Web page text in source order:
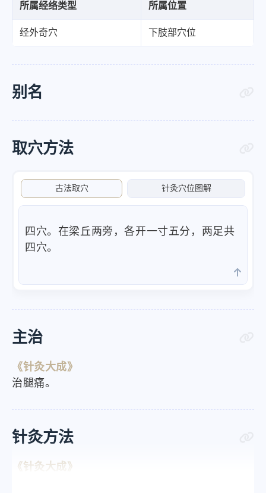
所属经络类型 所属位置
经外奇穴 下肢部穴位
别名
取穴方法
古法取穴 针灸穴位图解
四穴。在梁丘两旁，各开一寸五分，两足共
四穴。
主治
《针灸大成》
治腿痛。
针灸方法
《针灸大成》